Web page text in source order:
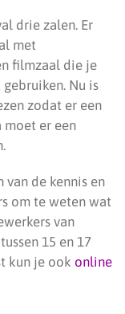
drie zalen. Er
met
filmzaal die je
Nu is
zodat er een
moet er een
van de kennis en
om te weten wat
van
15 en 17
kun je ook online